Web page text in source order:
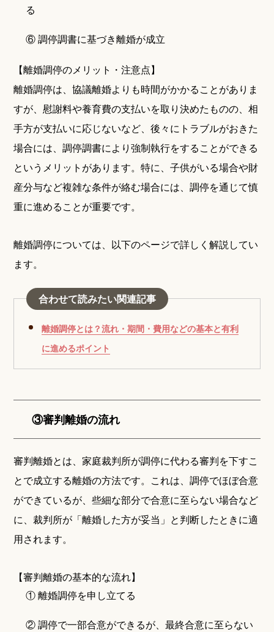
る
⑥ 調停調書に基づき離婚が成立
【離婚調停のメリット・注意点】
離婚調停は、協議離婚よりも時間がかかることがありま
すが、慰謝料や養育費の支払いを取り決めたものの、相
手方が支払いに応じないなど、後々にトラブルがおきた
場合には、調停調書により強制執行をすることができる
というメリットがあります。特に、子供がいる場合や財
産分与など複雑な条件が絡む場合には、調停を通じて慎
重に進めることが重要です。
離婚調停については、以下のページで詳しく解説してい
ます。
合わせて読みたい関連記事
離婚調停とは？流れ・期間・費用などの基本と有利
に進めるポイント
③審判離婚の流れ
審判離婚とは、家庭裁判所が調停に代わる審判を下すこ
とで成立する離婚の方法です。これは、調停でほぼ合意
ができているが、些細な部分で合意に至らない場合など
に、裁判所が「離婚した方が妥当」と判断したときに適
用されます。
【審判離婚の基本的な流れ】
① 離婚調停を申し立てる
② 調停で一部合意ができるが、最終合意に至らない